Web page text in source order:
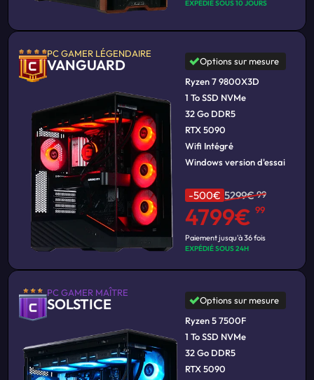
EXPÉDIÉ SOUS 10 JOURS
PC GAMER LÉGENDAIRE
VANGUARD
Options sur mesure
Ryzen 7 9800X3D
1 To SSD NVMe
32 Go DDR5
RTX 5090
Wifi Intégré
Windows version d'essai
-500€ 5299€99
4799€99
Paiement jusqu'à 36 fois
EXPÉDIÉ SOUS 24H
PC GAMER MAÎTRE
SOLSTICE
Options sur mesure
Ryzen 5 7500F
1 To SSD NVMe
32 Go DDR5
RTX 5090